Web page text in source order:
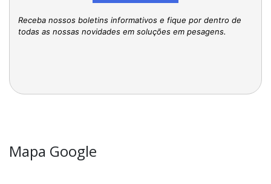
Receba nossos boletins informativos e fique por dentro de
todas as nossas novidades em soluções em pesagens.
Mapa Google